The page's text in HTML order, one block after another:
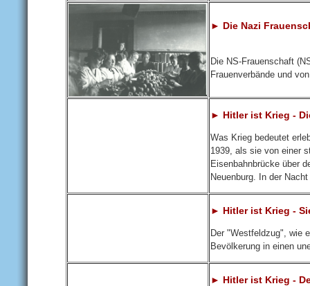
► Die Nazi
Die NS-Frauenschaft
Frauenverbände und
► Hitler ist Krieg -
Was Krieg bedeutet
1939, als sie von einer
Eisenbahnbrücke über
Neuenburg. In der
► Hitler ist Krieg -
Der "Westfeldzug", wie
Bevölkerung in einen
► Hitler ist Krieg -